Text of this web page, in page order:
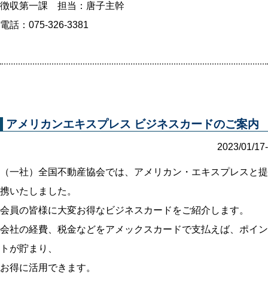
徴収第一課 担当：唐子主幹
電話：075-326-3381
アメリカンエキスプレス ビジネスカードのご案内
2023/01/17-
（一社）全国不動産協会では、アメリカン・エキスプレスと提
携いたしました。
会員の皆様に大変お得なビジネスカードをご紹介します。
会社の経費、税金などをアメックスカードで支払えば、ポイン
トが貯まり、
お得に活用できます。